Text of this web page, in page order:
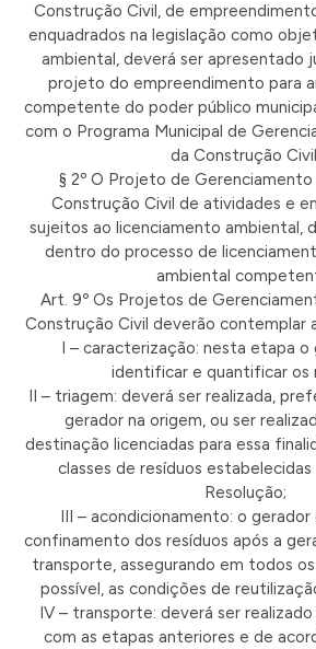
Construção Civil, de
enquadrados na legislação como
ambiental, deverá ser apresentado
projeto do empreendimento para
competente do poder público
com o Programa Municipal de
da Construção
§ 2º O Projeto de Gerenciamento
Construção Civil de atividades e
sujeitos ao licenciamento ambiental,
dentro do processo de
ambiental
Art. 9º Os Projetos de
Construção Civil deverão contemplar
I – caracterização: nesta etapa
identificar e quantificar os
II – triagem: deverá ser realizada,
gerador na origem, ou ser
destinação licenciadas para essa
classes de resíduos
Resolução;
III – acondicionamento: o
confinamento dos resíduos após a
transporte, assegurando em todos
possível, as condições de
IV – transporte: deverá ser
com as etapas anteriores e de